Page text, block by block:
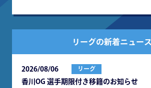
リーグの新着ニュース
2026/08/06 リーグ
⾹川OG 選⼿期限付き移籍のお知らせ